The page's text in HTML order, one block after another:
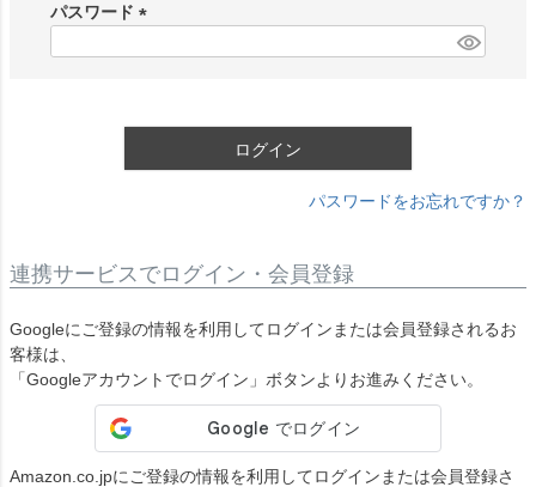
)
パスワード
ログイン
パスワードをお忘れですか？
連携サービスでログイン・会員登録
Googleにご登録の情報を利用してログインまたは会員登録されるお
客様は、
「Googleアカウントでログイン」ボタンよりお進みください。
Amazon.co.jpにご登録の情報を利用してログインまたは会員登録さ